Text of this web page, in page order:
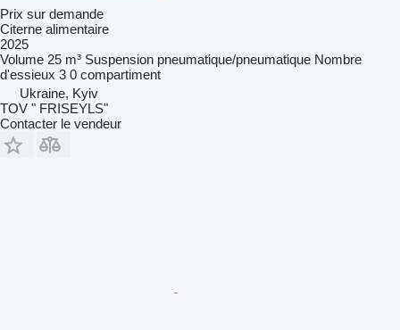
Prix sur demande
Citerne alimentaire
2025
Volume 25 m³ Suspension pneumatique/pneumatique Nombre
d'essieux 3 0 compartiment
Ukraine, Kyiv
TOV " FRISEYLS"
Contacter le vendeur